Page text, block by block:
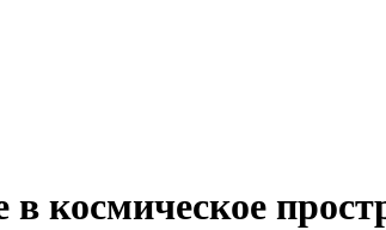
космическое